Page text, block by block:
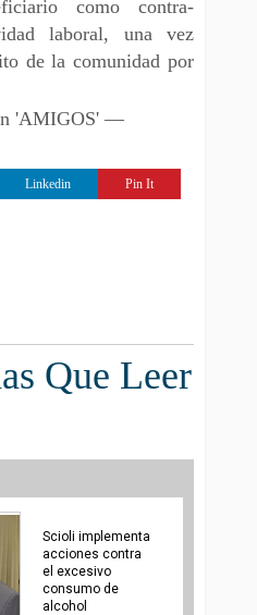
como contra-
laboral, una vez
de la comunidad por
'AMIGOS' —
Linkedin Pin It
Que Leer
Scioli implementa
acciones contra
el excesivo
consumo de
alcohol